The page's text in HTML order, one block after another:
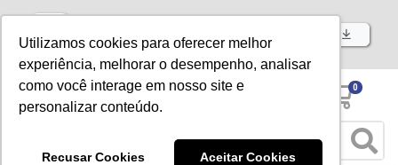
Utilizamos cookies para oferecer melhor
experiência, melhorar o desempenho, analisar
como você interage em nosso site e
personalizar conteúdo.
Recusar Cookies Aceitar Cookies
Baixe já nosso APP
0